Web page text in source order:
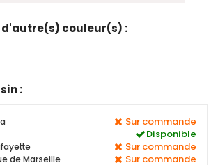
d'autre(s) couleur(s) :
:
Sur commande
Disponible
Sur commande
de Marseille Sur commande